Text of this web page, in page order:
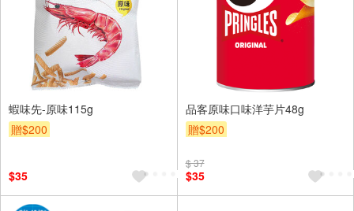
蝦味先-原味115g
贈$200
$35
品客原味口味洋芋片48g
贈$200
$ 37
$35